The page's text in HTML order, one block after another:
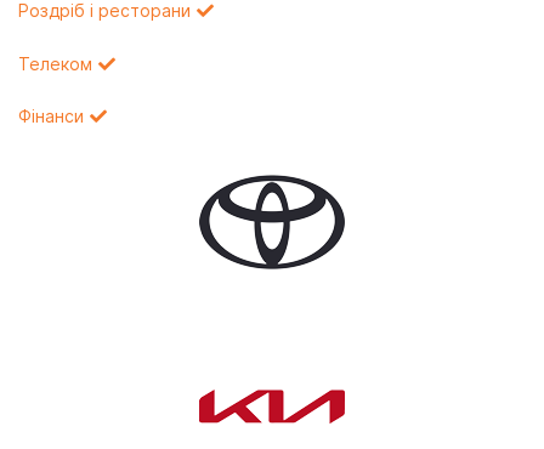
Роздріб і ресторани
Телеком
Фінанси